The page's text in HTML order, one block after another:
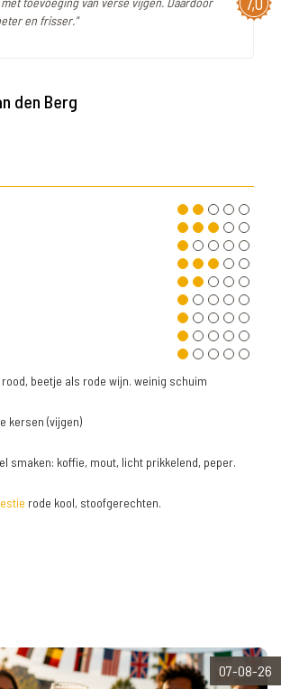
en frisser."
den Berg
beetje als rode wijn. weinig schuim
kersen (vijgen)
smaken: koffie, mout, licht prikkelend, peper.
rode kool, stoofgerechten.
07-08-26